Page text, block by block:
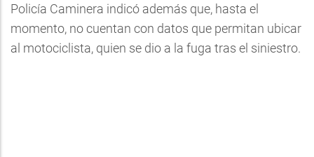
Policía Caminera indicó además que, hasta el
momento, no cuentan con datos que permitan ubicar
al motociclista, quien se dio a la fuga tras el siniestro.